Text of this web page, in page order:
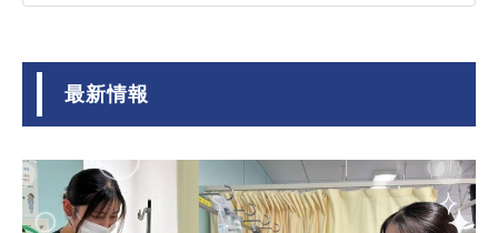
最新情報